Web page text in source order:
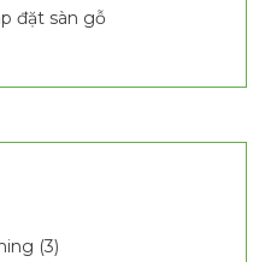
(3)
đặt sàn gỗ